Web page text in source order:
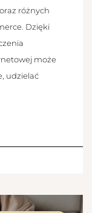
różnych
Dzięki
może
udzielać